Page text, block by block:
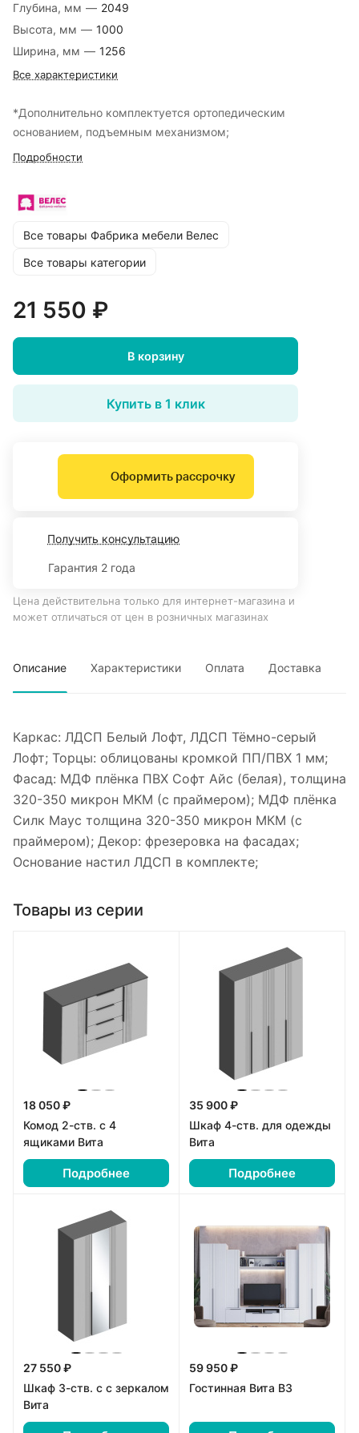
Глубина, мм — 2049
Высота, мм — 1000
Ширина, мм — 1256
Все характеристики
*Дополнительно комплектуется ортопедическим
основанием, подъемным механизмом;
Подробности
Все товары Фабрика мебели Велес
Все товары категории
21 550 ₽
В корзину
Купить в 1 клик
Оформить рассрочку
Получить консультацию
Гарантия 2 года
Цена действительна только для интернет-магазина и
может отличаться от цен в розничных магазинах
Описание Характеристики Оплата Доставка
Каркас: ЛДСП Белый Лофт, ЛДСП Тёмно-серый
Лофт; Торцы: облицованы кромкой ПП/ПВХ 1 мм;
Фасад: МДФ плёнка ПВХ Софт Айс (белая), толщина
320-350 микрон MKM (с праймером); МДФ плёнка
Силк Маус толщина 320-350 микрон МКМ (с
праймером); Декор: фрезеровка на фасадах;
Основание настил ЛДСП в комплекте;
Товары из серии
18 050 ₽
Комод 2-ств. с 4
ящиками Вита
Подробнее
35 900 ₽
Шкаф 4-ств. для одежды
Вита
Подробнее
27 550 ₽
Шкаф 3-ств. с с зеркалом
Вита
59 950 ₽
Гостинная Вита В3